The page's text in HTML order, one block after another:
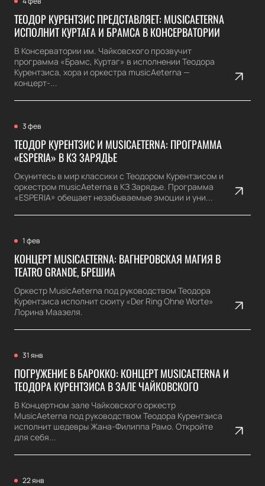
ТЕОДОР КУРЕНТЗИС ПРЕДСТАВЛЯЕТ: MUSICAETERNA
ИСПОЛНИТ КУРТАГА И БРАМСА В КОНСЕРВАТОРИИ
В Консерватории им. Чайковского прозвучит
программа «Брамс, Куртаг» в исполнении Теодора
Курентзиса, хора и оркестра musicAeterna —
концерт-...
3 фев
ТЕОДОР КУРЕНТЗИС И MUSICAETERNA: ПРОГРАММА
«ESPERIA» В КЗ ЗАРЯДЬЕ
Окунитесь в мир классики с Теодором Курентзисом и
оркестром musicAeterna в КЗ Зарядье. Программа
«ESPERIA» обещает незабываемые эмоции и уни...
1 фев
КОНЦЕРТ MUSICAETERNA: ВАГНЕРОВСКАЯ МАГИЯ В
TEATRO GRANDE, БРЕШИА
Оркестр MusicAeterna под руководством Теодора
Курентзиса исполнит сюиту «Der Ring Ohne Worte»
Лорина Маазеля.
31 янв
ПОГРУЖЕНИЕ В БАРОККО: КОНЦЕРТ MUSICAETERNA И
ТЕОДОРА КУРЕНТЗИСА В ЗАЛЕ ЧАЙКОВСКОГО
В Концертном зале Чайковского оркестр
MusicAeterna под руководством Теодора Курентзиса
исполнит шедевры Жана-Филиппа Рамо. Откройте
для себя...
22 янв